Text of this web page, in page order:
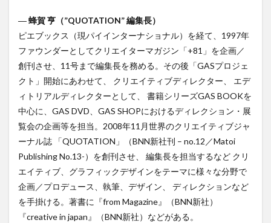
―蜂賀 亨（”QUOTATION” 編集長）
ピエブックス（現パイインターナショナル）を経て、1997年
ファウンダーとしてクリエイターマガジン「+81」を企画／
創刊させ、11号まで編集長を務める。その後「GASプロジェ
クト」開始にあわせて、 クリエイティブディレクター、 エデ
ィトリアルディレクターとして、 書籍シリーズGAS BOOKを
中心に、GAS DVD、GAS SHOPにおけるディレクション・展
覧会の企画等を担当。2008年11月世界のクリエイティブジャ
ーナル誌 「QUOTATION」（BNN新社刊 – no.12／Matoi
Publishing No.13-）を創刊させ、 編集長を担当するなど クリ
エイティブ、グラフィックデザインをテーマに様々な分野で
企画／プロデュース、執筆、デザイン、 ディレクションなど
を手掛ける。著書に『from Magazine』（BNN新社）
『creative in japan』（BNN新社）などがある。